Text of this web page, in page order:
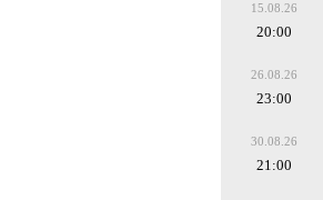
15.08.26
20:00
26.08.26
23:00
30.08.26
21:00